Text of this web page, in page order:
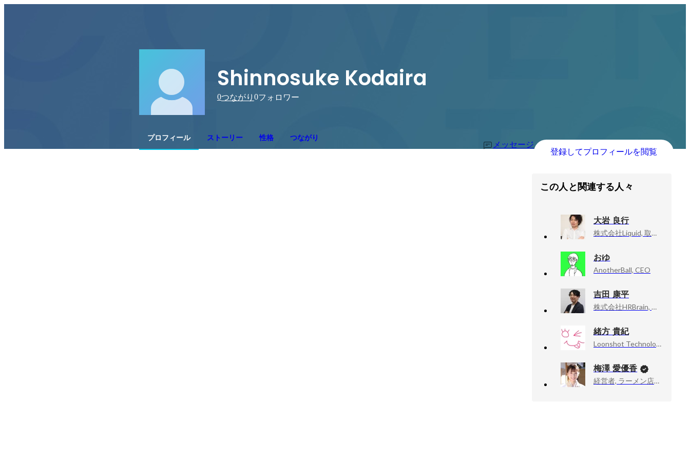
Shinnosuke Kodaira
0つながり 0フォロワー
プロフィール ストーリー 性格 つながり
メッセージ
登録してプロフィールを閲覧
この人と関連する人々
大岩 良行
株式会社Liquid, 取締役 CTO
おゆ
AnotherBall, CEO
吉田 康平
株式会社HRBrain, カスタマーサクセス
緒方 貴紀
Loonshot Technologies, ACCELStars, Inc.
梅澤 愛優香
経営者, ラーメン店店主